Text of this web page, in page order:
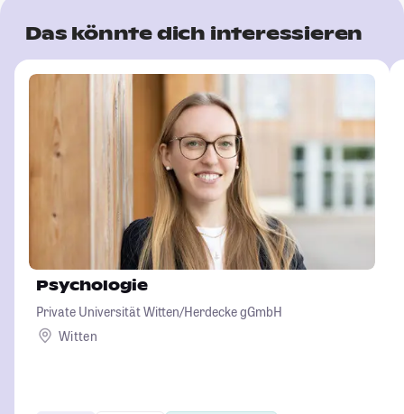
Das könnte dich interessieren
Psychologie
Private Universität Witten/Herdecke gGmbH
Witten